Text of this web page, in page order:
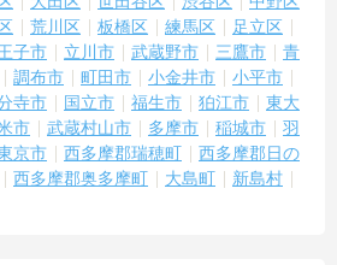
荒川区 板橋区 練馬区
足立区
子市 立川市 武蔵野市 三鷹市
青
調布市 町田市 小金井市
小平市
寺市 国立市 福生市 狛江市
東大
市 武蔵村山市 多摩市 稲城市
羽
京市 西多摩郡瑞穂町
西多摩郡日の
西多摩郡奥多摩町 大島町
新島村